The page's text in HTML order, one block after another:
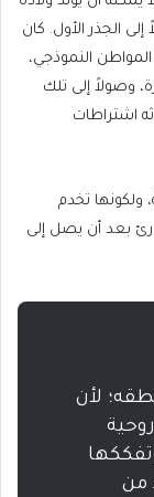
الجذر الأول. كان
النموذجي،
وصولاً إلى تلك
اشتراطات
ولكونها تخدم
بعد أن يصل إلى
لأن
من